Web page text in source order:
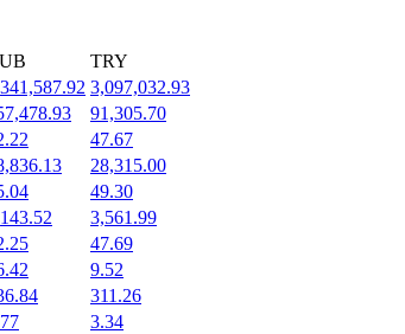
TRY
3,097,032.93
91,305.70
47.67
28,315.00
49.30
3,561.99
47.69
9.52
311.26
3.34